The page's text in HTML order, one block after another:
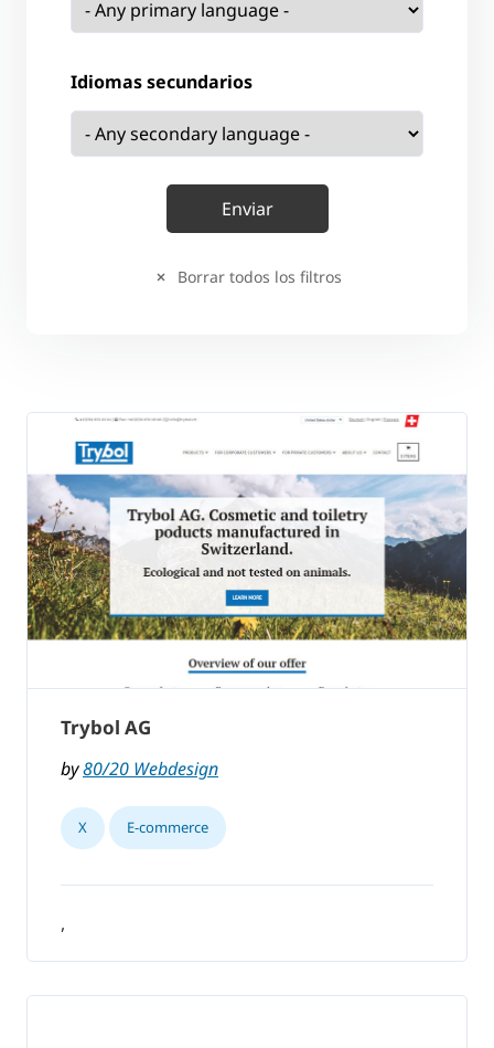
Idiomas secundarios
Borrar todos los filtros
Trybol AG
by80/20 Webdesign
X E-commerce
,